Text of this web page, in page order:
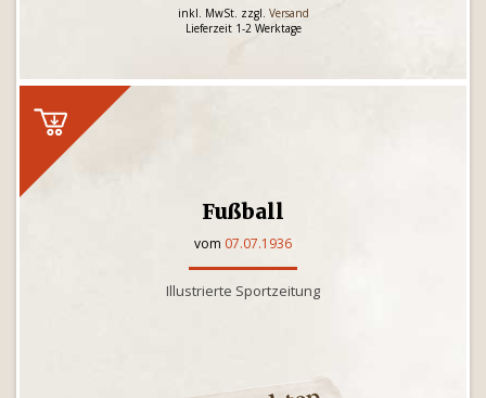
inkl. MwSt. zzgl. Versand
Lieferzeit 1-2 Werktage
Fußball
vom 07.07.1936
Illustrierte Sportzeitung